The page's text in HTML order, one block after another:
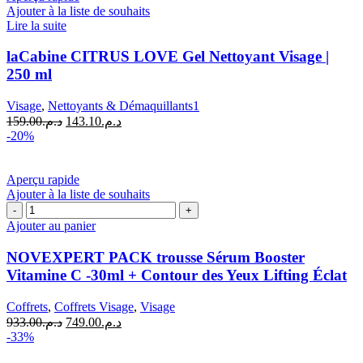
Ajouter à la liste de souhaits
Lire la suite
laCabine CITRUS LOVE Gel Nettoyant Visage |
250 ml
Visage, Nettoyants & Démaquillants1
د.م.159.00
Le
د.م.143.10
Le
-20%
Aperçu rapide
Ajouter à la liste de souhaits
quantité
de
NOVEXPERT
PACK
trousse
Sérum
Vitamine
C
-30ml
Ajouter au panier
NOVEXPERT PACK trousse Sérum Booster
Vitamine C -30ml + Contour des Yeux Lifting Éclat
Coffrets, Coffrets Visage, Visage
د.م.933.00
Le
د.م.749.00
Le
-33%